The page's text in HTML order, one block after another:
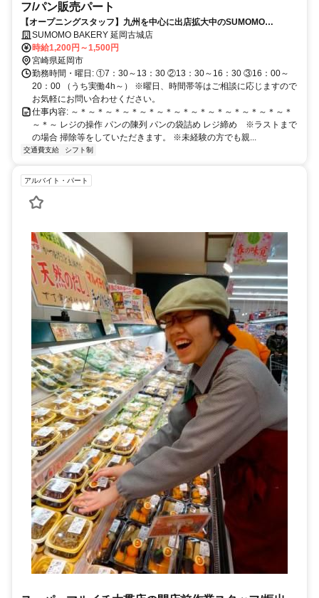
フ/パン販売パート
【オープニングスタッフ】九州を中心に出店拡大中のSUMOMO
BAKERY！未経験OK！
SUMOMO BAKERY 延岡古城店
時給1,200円～1,500円
宮崎県延岡市
勤務時間・曜日: ①7：30～13：30 ②13：30～16：30 ③16：00～
20：00 （うち実働4h～） ※曜日、時間帯等はご相談に応じますので
お気軽にお問い合わせください。
仕事内容: ～＊～＊～＊～＊～＊～＊～＊～＊～＊～＊～＊～＊～＊
～＊～ レジの操作 パンの陳列 パンの袋詰め レジ締め ※ラストまで
の場合 掃除等をしていただきます。 ※未経験の方でも親...
交通費支給 シフト制
アルバイト・パート